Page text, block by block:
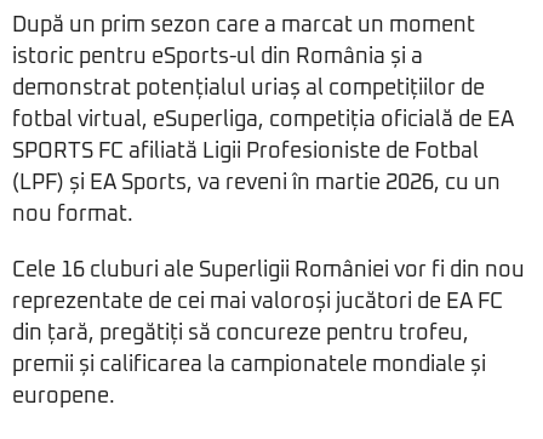
După un prim sezon care a marcat un moment
istoric pentru eSports-ul din România și a
demonstrat potențialul uriaș al competițiilor de
fotbal virtual, eSuperliga, competiția oficială de EA
SPORTS FC afiliată Ligii Profesioniste de Fotbal
(LPF) și EA Sports, va reveni în martie 2026, cu un
nou format.
Cele 16 cluburi ale Superligii României vor fi din nou
reprezentate de cei mai valoroși jucători de EA FC
din țară, pregătiți să concureze pentru trofeu,
premii și calificarea la campionatele mondiale și
europene.